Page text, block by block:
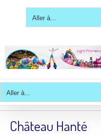
Aller à...
Aller à...
Château Hanté